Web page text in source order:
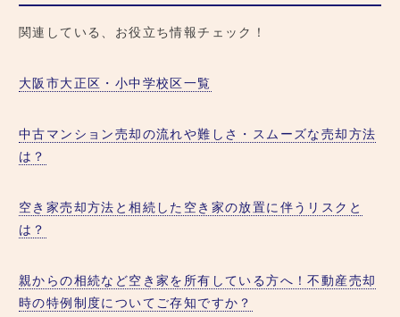
関連している、お役立ち情報チェック！
大阪市大正区・小中学校区一覧
中古マンション売却の流れや難しさ・スムーズな売却方法
は？
空き家売却方法と相続した空き家の放置に伴うリスクと
は？
親からの相続など空き家を所有している方へ！不動産売却
時の特例制度についてご存知ですか？